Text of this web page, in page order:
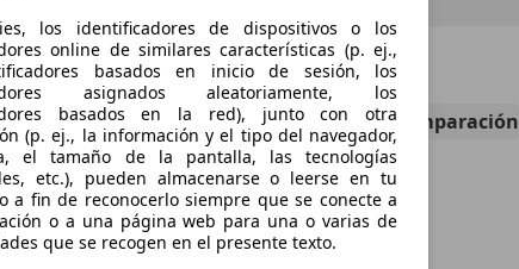
€ 1.490.000 Sincomparación
los identificadores de dispositivos o los
online de similares características (p. ej.,
basados en inicio de sesión, los
asignados aleatoriamente, los
basados en la red), junto con otra
(p. ej., la información y el tipo del navegador,
el tamaño de la pantalla, las tecnologías
etc.), pueden almacenarse o leerse en tu
a fin de reconocerlo siempre que se conecte a
o a una página web para una o varias de
que se recogen en el presente texto.